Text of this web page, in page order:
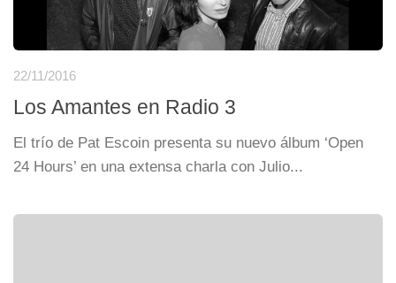
22/11/2016
Los Amantes en Radio 3
El trío de Pat Escoin presenta su nuevo álbum ‘Open
24 Hours’ en una extensa charla con Julio...